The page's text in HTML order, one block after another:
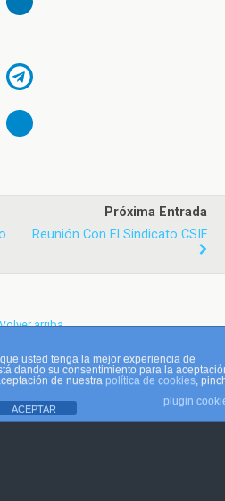
Próxima Entrada
Reunión Con El Sindicato CSIF
arriba
Escritorio
usted tenga la mejor experiencia de
dando su consentimiento para la
de nuestra política de cookies ,
plugin
ACEPTAR